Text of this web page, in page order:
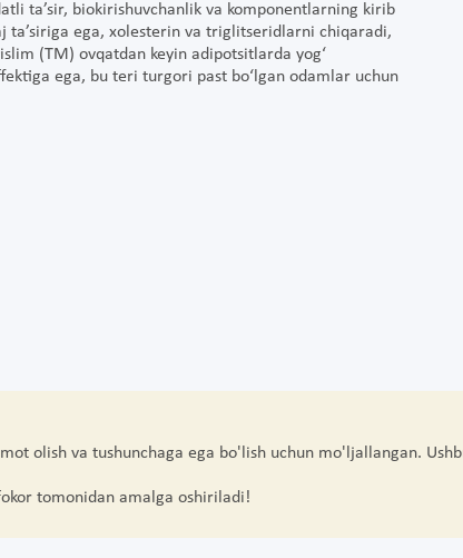
ta’sir, biokirishuvchanlik va komponentlarning kirib
ta’siriga ega, xolesterin va triglitseridlarni chiqaradi,
(TM) ovqatdan keyin adipotsitlarda yog‘
ega, bu teri turgori past bo‘lgan odamlar uchun
olish va tushunchaga ega bo'lish uchun mo'ljallangan.
tomonidan amalga oshiriladi!